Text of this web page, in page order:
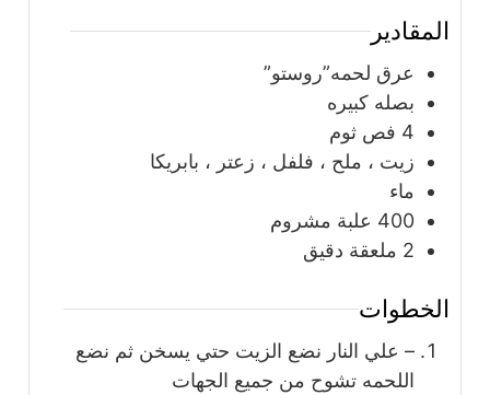
المقادير
عرق لحمه”روستو”
بصله كبيره
4 فص ثوم
زيت ، ملح ، فلفل ، زعتر ، بابريكا
ماء
400 علبة مشروم
2 ملعقة دقيق
الخطوات
– علي النار نضع الزيت حتي يسخن ثم نضع
اللحمه تشوح من جميع الجهات